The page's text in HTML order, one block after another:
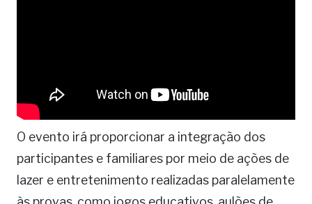
O evento irá proporcionar a integração dos
participantes e familiares por meio de ações de
lazer e entretenimento realizadas paralelamente